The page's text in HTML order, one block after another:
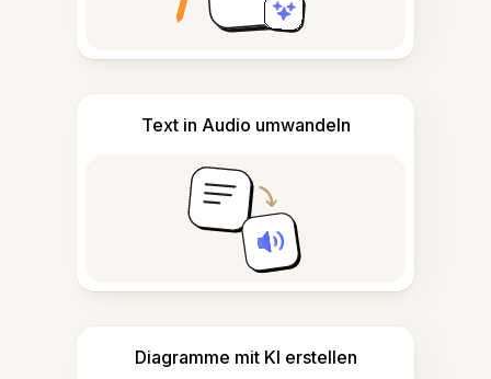
Text in Audio umwandeln
Diagramme mit KI erstellen